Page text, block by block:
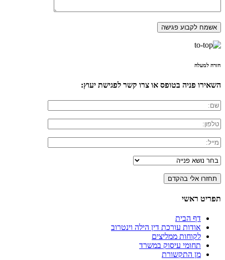
חזרה למעלה
השאירו פניה בטופס או צרו קשר לפגישת יעוץ:
תפריט ראשי
דף הבית
אודות עורכת דין הילה וינטרוב
לקוחות ממליצים
תחומי עיסוק במשרד
מן התקשורת